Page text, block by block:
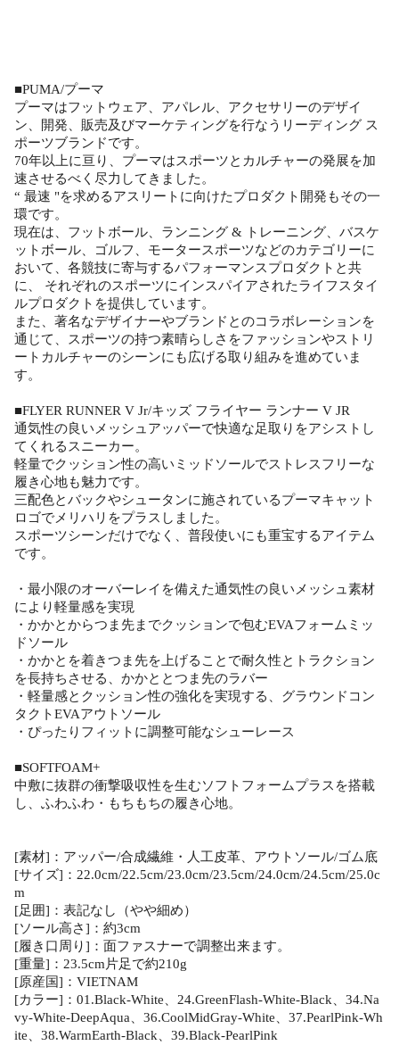
■PUMA/プーマ
プーマはフットウェア、アパレル、アクセサリーのデザイ
ン、開発、販売及びマーケティングを行なうリーディング ス
ポーツブランドです。
70年以上に亘り、プーマはスポーツとカルチャーの発展を加
速させるべく尽力してきました。
“ 最速 "を求めるアスリートに向けたプロダクト開発もその一
環です。
現在は、フットボール、ランニング & トレーニング、バスケ
ットボール、ゴルフ、モータースポーツなどのカテゴリーに
おいて、各競技に寄与するパフォーマンスプロダクトと共
に、 それぞれのスポーツにインスパイアされたライフスタイ
ルプロダクトを提供しています。
また、著名なデザイナーやブランドとのコラボレーションを
通じて、スポーツの持つ素晴らしさをファッションやストリ
ートカルチャーのシーンにも広げる取り組みを進めていま
す。
■FLYER RUNNER V Jr/キッズ フライヤー ランナー V JR
通気性の良いメッシュアッパーで快適な足取りをアシストし
てくれるスニーカー。
軽量でクッション性の高いミッドソールでストレスフリーな
履き心地も魅力です。
三配色とバックやシュータンに施されているプーマキャット
ロゴでメリハリをプラスしました。
スポーツシーンだけでなく、普段使いにも重宝するアイテム
です。
・最小限のオーバーレイを備えた通気性の良いメッシュ素材
により軽量感を実現
・かかとからつま先までクッションで包むEVAフォームミッ
ドソール
・かかとを着きつま先を上げることで耐久性とトラクション
を長持ちさせる、かかととつま先のラバー
・軽量感とクッション性の強化を実現する、グラウンドコン
タクトEVAアウトソール
・ぴったりフィットに調整可能なシューレース
■SOFTFOAM+
中敷に抜群の衝撃吸収性を生むソフトフォームプラスを搭載
し、ふわふわ・もちもちの履き心地。
[素材]：アッパー/合成繊維・人工皮革、アウトソール/ゴム底
[サイズ]：22.0cm/22.5cm/23.0cm/23.5cm/24.0cm/24.5cm/25.0c
m
[足囲]：表記なし（やや細め）
[ソール高さ]：約3cm
[履き口周り]：面ファスナーで調整出来ます。
[重量]：23.5cm片足で約210g
[原産国]：VIETNAM
[カラー]：01.Black-White、24.GreenFlash-White-Black、34.Na
vy-White-DeepAqua、36.CoolMidGray-White、37.PearlPink-Wh
ite、38.WarmEarth-Black、39.Black-PearlPink